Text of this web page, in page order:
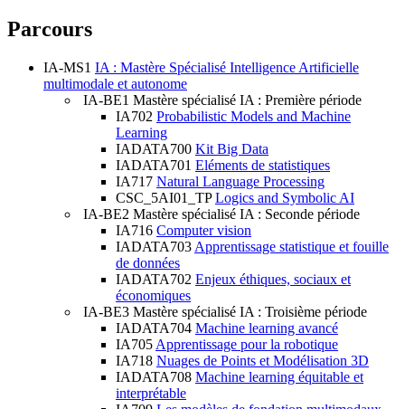
Parcours
IA-MS1 IA : Mastère Spécialisé Intelligence Artificielle
multimodale et autonome
IA-BE1 Mastère spécialisé IA : Première période
IA702 Probabilistic Models and Machine
Learning
IADATA700 Kit Big Data
IADATA701 Eléments de statistiques
IA717 Natural Language Processing
CSC_5AI01_TP Logics and Symbolic AI
IA-BE2 Mastère spécialisé IA : Seconde période
IA716 Computer vision
IADATA703 Apprentissage statistique et fouille
de données
IADATA702 Enjeux éthiques, sociaux et
économiques
IA-BE3 Mastère spécialisé IA : Troisième période
IADATA704 Machine learning avancé
IA705 Apprentissage pour la robotique
IA718 Nuages de Points et Modélisation 3D
IADATA708 Machine learning équitable et
interprétable